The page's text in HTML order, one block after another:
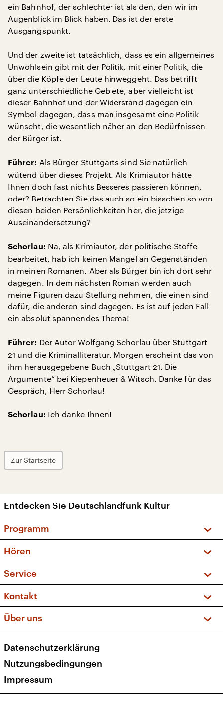
ein Bahnhof, der schlechter ist als den, den wir im
Augenblick im Blick haben. Das ist der erste
Ausgangspunkt.
Und der zweite ist tatsächlich, dass es ein allgemeines
Unwohlsein gibt mit der Politik, mit einer Politik, die
über die Köpfe der Leute hinweggeht. Das betrifft
ganz unterschiedliche Gebiete, aber vielleicht ist
dieser Bahnhof und der Widerstand dagegen ein
Symbol dagegen, dass man insgesamt eine Politik
wünscht, die wesentlich näher an den Bedürfnissen
der Bürger ist.
Führer: Als Bürger Stuttgarts sind Sie natürlich
wütend über dieses Projekt. Als Krimiautor hätte
Ihnen doch fast nichts Besseres passieren können,
oder? Betrachten Sie das auch so ein bisschen so von
diesen beiden Persönlichkeiten her, die jetzige
Auseinandersetzung?
Schorlau: Na, als Krimiautor, der politische Stoffe
bearbeitet, hab ich keinen Mangel an Gegenständen
in meinen Romanen. Aber als Bürger bin ich dort sehr
dagegen. In dem nächsten Roman werden auch
meine Figuren dazu Stellung nehmen, die einen sind
dafür, die anderen sind dagegen. Es ist auf jeden Fall
ein absolut spannendes Thema!
Führer: Der Autor Wolfgang Schorlau über Stuttgart
21 und die Kriminalliteratur. Morgen erscheint das von
ihm herausgegebene Buch „Stuttgart 21. Die
Argumente“ bei Kiepenheuer & Witsch. Danke für das
Gespräch, Herr Schorlau!
Schorlau: Ich danke Ihnen!
Zur Startseite
Entdecken Sie Deutschlandfunk Kultur
Programm
Sendungen und Podcasts
Musikliste
Kakadu – Das Kinderprogramm
Hören
Frequenzen (UKW + DAB+)
Service
FAQ
Apps
Newsletter
Veranstaltungen
Kontakt
Social Media
Über uns
Presse
Karriere
Transparenz
Datenschutzerklärung
Nutzungsbedingungen
Impressum